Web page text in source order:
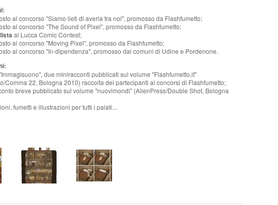
al concorso "Siamo lieti di averla tra noi", promosso da Flashfumetto;
al concorso "The Sound of Pixel", promosso da Flashfumetto;
al Lucca Comic Contest;
al concorso "Moving Pixel", promosso da Flashfumetto;
al concorso "In-dipendenza", promosso dai comuni di Udine e Pordenone.
due miniracconti pubblicati sul volume "Flashfumetto.it"
Comma 22, Bologna 2010) raccolta dei partecipanti ai concorsi di Flashfumetto;
breve pubblicato sul volume "nuovimondi" (AlienPress/Double Shot, Bologna
fumetti e illustrazioni per tutti i palati...